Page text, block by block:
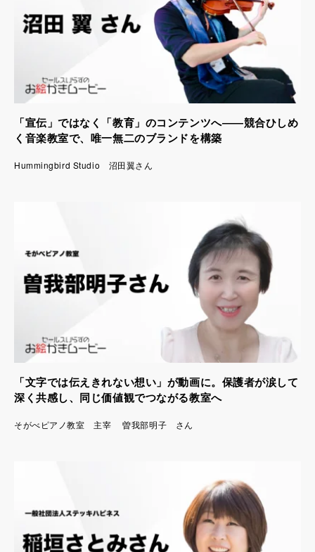
「宣伝」ではなく「教育」のコンテンツへ――競合ひしめ
く音楽教室で、唯一無二のブランドを構築
Hummingbird Studio 沼田翼さん
「文字では伝えきれない想い」が動画に。保護者が涙して
深く共感し、同じ価値観でつながる教室へ
そがべピアノ教室 主宰 曽我部明子 さん